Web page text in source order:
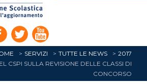
SERVIZI TUTTE LE NEWS
2017
CSPI SULLA REVISIONE DELLE CLASSI DI
CONCORSO